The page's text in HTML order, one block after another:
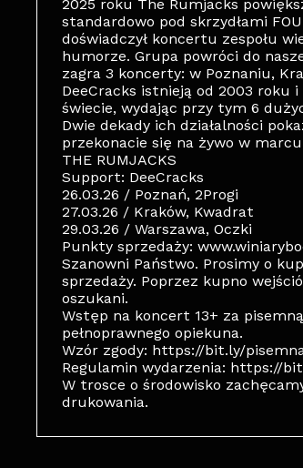
2025 roku The Rumjacks
standardowo pod skrzydłami
doświadczył koncertu zespołu
humorze. Grupa powróci do
zagra 3 koncerty: w Poznaniu,
DeeCracks istnieją od 2003 roku
świecie, wydając przy tym 6
Dwie dekady ich działalności
przekonacie się na żywo w
THE RUMJACKS
Support: DeeCracks
26.03.26 / Poznań, 2Progi
27.03.26 / Kraków, Kwadrat
29.03.26 / Warszawa, Oczki
Punkty sprzedaży:
Szanowni Państwo. Prosimy o
sprzedaży. Poprzez kupno
oszukani.
Wstęp na koncert 13+ za
pełnoprawnego opiekuna.
Wzór zgody: https://bit.ly/
Regulamin wydarzenia: https://
W trosce o środowisko
drukowania.